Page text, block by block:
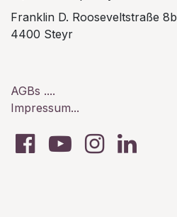
Franklin D. Rooseveltstraße 8b
4400 Steyr
AGBs ....
Impressum...